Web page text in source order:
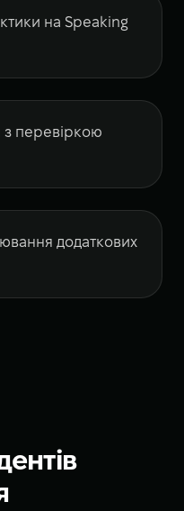
на Speaking
перевіркою
додаткових